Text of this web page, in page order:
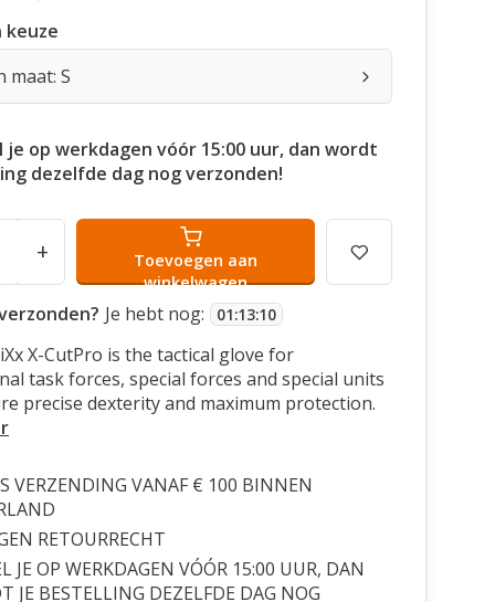
keuze
maat: S
je op werkdagen vóór 15:00 uur, dan wordt
dezelfde dag nog verzonden!
+
Toevoegen aan
winkelwagen
Je hebt nog: 01:13:09
X-CutPro is the tactical glove for
task forces, special forces and special units
precise dexterity and maximum protection.
VERZENDING VANAF € 100 BINNEN
RETOURRECHT
JE OP WERKDAGEN VÓÓR 15:00 UUR, DAN
JE BESTELLING DEZELFDE DAG NOG